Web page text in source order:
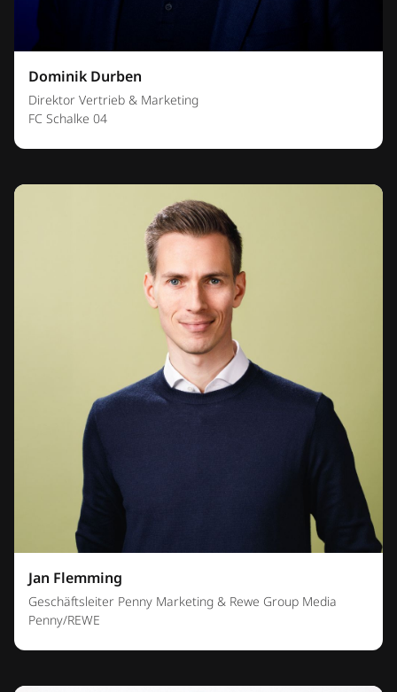
Dominik Durben
Direktor Vertrieb & Marketing
FC Schalke 04
Jan Flemming
Geschäftsleiter Penny Marketing & Rewe Group Media
Penny/REWE